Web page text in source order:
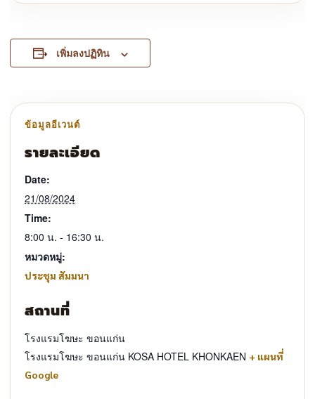
เพิ่มลงปฏิทิน
รายละเอียด
Date:
21/08/2024
Time:
8:00 น. - 16:30 น.
หมวดหมู่:
ประชุม สัมมนา
สถานที่
โรงแรมโฆษะ ขอนแก่น
โรงแรมโฆษะ ขอนแก่น KOSA HOTEL KHONKAEN + แผนที่
Google